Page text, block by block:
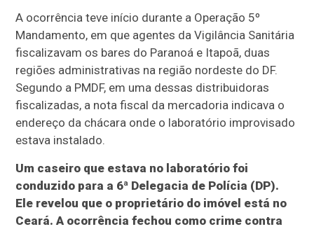
A ocorrência teve início durante a Operação 5º
Mandamento, em que agentes da Vigilância Sanitária
fiscalizavam os bares do Paranoá e Itapoã, duas
regiões administrativas na região nordeste do DF.
Segundo a PMDF, em uma dessas distribuidoras
fiscalizadas, a nota fiscal da mercadoria indicava o
endereço da chácara onde o laboratório improvisado
estava instalado.
Um caseiro que estava no laboratório foi
conduzido para a 6ª Delegacia de Polícia (DP).
Ele revelou que o proprietário do imóvel está no
Ceará. A ocorrência fechou como crime contra